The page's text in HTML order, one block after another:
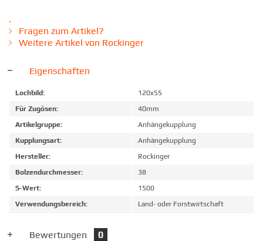
.
Fragen zum Artikel?
Weitere Artikel von Rockinger
Eigenschaften
Lochbild:
120x55
Für Zugösen:
40mm
Artikelgruppe:
Anhängekupplung
Kupplungsart:
Anhängekupplung
Hersteller:
Rockinger
Bolzendurchmesser:
38
S-Wert:
1500
Verwendungsbereich:
Land- oder Forstwirtschaft
Bewertungen
0